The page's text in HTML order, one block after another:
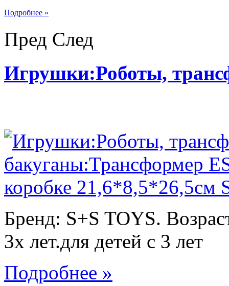
Подробнее »
Пред След
Игрушки:Роботы,
Бренд: S+S TOYS.
3х лет.для детей с 3 лет
Подробнее »